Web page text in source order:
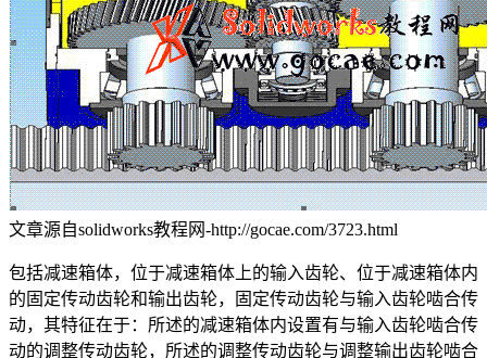
文章源自solidworks教程网-http://gocae.com/3723.html
包括减速箱体，位于减速箱体上的输入齿轮、位于减速箱体内
的固定传动齿轮和输出齿轮，固定传动齿轮与输入齿轮啮合传
动，其特征在于：所述的减速箱体内设置有与输入齿轮啮合传
动的调整传动齿轮，所述的调整传动齿轮与调整输出齿轮啮合